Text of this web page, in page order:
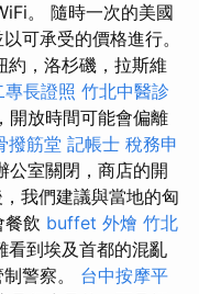
。 隨時一次的美國
可承受的價格進行。
約，洛杉磯，拉斯維
專長證照 竹北中醫診
開放時間可能會偏離
撥筋堂 記帳士 稅務申
公室關閉，商店的開
我們建議與當地的匈
餐飲 buffet 外燴 竹北
看到埃及首都的混亂
警察。 台中按摩平